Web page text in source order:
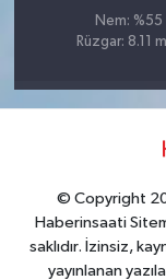
Nem: %55
Rüzgar: 8.11
© Copyright
Haberinsaati
saklıdır. İzinsiz,
yayınlanan